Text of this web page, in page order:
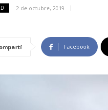
2 de octubre, 2019
Facebook